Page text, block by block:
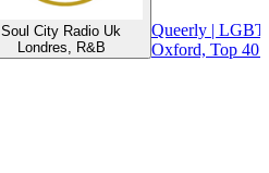
Soul City Radio Uk
Londres, R&B
Queerly |
Oxford, Top 40